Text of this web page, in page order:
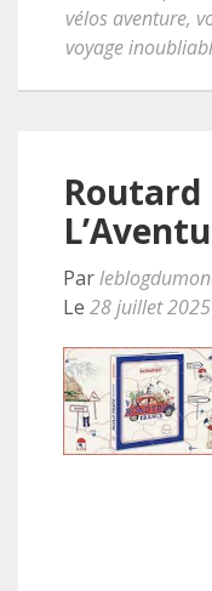
vélos aventure,
voyage
Routard
Par
Le 28 juillet 2025